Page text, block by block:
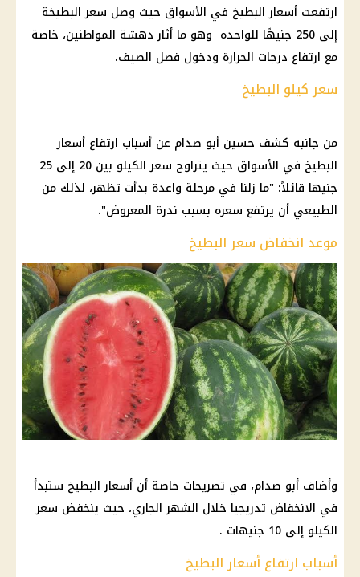
ارتفعت أسعار البطيخ في الأسواق حيث وصل سعر البطيخة
إلى 250 جنيهًا للواحده وهو ما أثار دهشة المواطنين، خاصة
مع ارتفاع درجات الحرارة ودخول فصل الصيف.
سعر كيلو البطيخ
من جانبه كشف حسين أبو صدام عن أسباب ارتفاع أسعار
البطيخ في الأسواق حيث يتراوح سعر الكيلو بين 20 إلى 25
جنيها قائلاً: "ما زلنا في مرحلة واعدة بدأت تظهر، لذلك من
الطبيعي أن يرتفع سعره بسبب ندرة المعروض".
موعد انخفاض سعر البطيخ
وأضاف أبو صدام، في تصريحات خاصة أن أسعار البطيخ ستبدأ
في الانخفاض تدريجيا خلال الشهر الجاري، حيث ينخفض ​​سعر
الكيلو إلى 10 جنيهات .
أسباب ارتفاع أسعار البطيخ